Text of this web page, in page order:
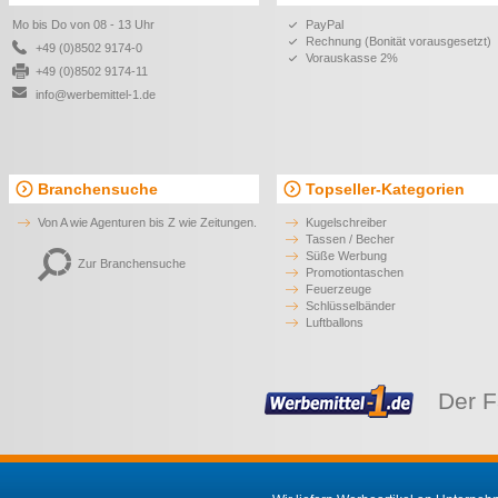
Mo bis Do von 08 - 13 Uhr
+49 (0)8502 9174-0
+49 (0)8502 9174-11
info@werbemittel-1.de
PayPal
Rechnung (Bonität vorausgesetzt)
Vorauskasse 2%
Branchensuche
Von A wie Agenturen bis Z wie Zeitungen.
Zur Branchensuche
Topseller-Kategorien
Kugelschreiber
Tassen / Becher
Süße Werbung
Promotiontaschen
Feuerzeuge
Schlüsselbänder
Luftballons
Der